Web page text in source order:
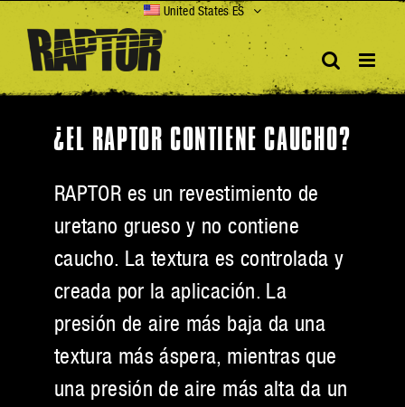
content
United States ES
¿EL RAPTOR CONTIENE CAUCHO?
RAPTOR es un revestimiento de
uretano grueso y no contiene
caucho. La textura es controlada y
creada por la aplicación. La
presión de aire más baja da una
textura más áspera, mientras que
una presión de aire más alta da un